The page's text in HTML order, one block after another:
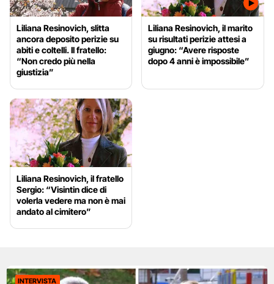
Liliana Resinovich, slitta
ancora deposito perizie su
abiti e coltelli. Il fratello:
“Non credo più nella
giustizia”
Liliana Resinovich, il marito
su risultati perizie attesi a
giugno: “Avere risposte
dopo 4 anni è impossibile”
Liliana Resinovich, il fratello
Sergio: “Visintin dice di
volerla vedere ma non è mai
andato al cimitero”
INTERVISTA